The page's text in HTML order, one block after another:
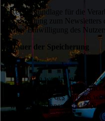
Rechtsgrundlage für die
Anmeldung zum
einer Einwilligung des
Dauer der Speicherung
Die Daten werden gelöscht,
Zweckes ihrer Erhebung
Mail-Adresse des Nutzers
wie das Abonnement des